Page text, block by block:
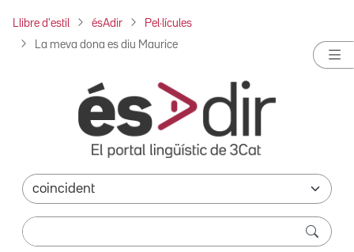
Llibre d'estil ésAdir Pel·lícules
La meva dona es diu Maurice